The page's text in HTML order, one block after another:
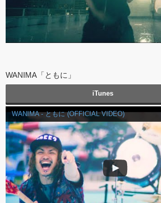
WANIMA「ともに」
iTunes
WANIMA - ともに (OFFICIAL VIDEO)